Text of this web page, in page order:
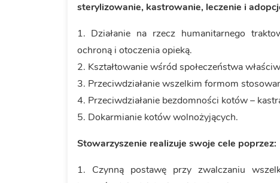
sterylizowanie, kastrowanie, leczenie i
1. Działanie na rzecz humanitarnego
ochroną i otoczenia opieką.
2. Kształtowanie wśród społeczeństwa
3. Przeciwdziałanie wszelkim formom
4. Przeciwdziałanie bezdomności kotów –
5. Dokarmianie kotów wolnożyjących.
Stowarzyszenie realizuje swoje cele poprzez:
1. Czynną postawę przy zwalczaniu